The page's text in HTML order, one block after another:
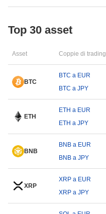
Top 30 asset
Asset Coppie di trading
BTC
BTC a EUR
BTC a JPY
ETH
ETH a EUR
ETH a JPY
BNB
BNB a EUR
BNB a JPY
XRP
XRP a EUR
XRP a JPY